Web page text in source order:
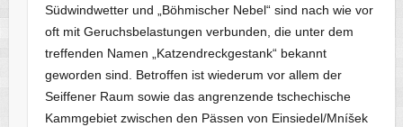
Südwindwetter und „Böhmischer Nebel“ sind nach wie vor
oft mit Geruchsbelastungen verbunden, die unter dem
treffenden Namen „Katzendreckgestank“ bekannt
geworden sind. Betroffen ist wiederum vor allem der
Seiffener Raum sowie das angrenzende tschechische
Kammgebiet zwischen den Pässen von Einsiedel/Mníšek